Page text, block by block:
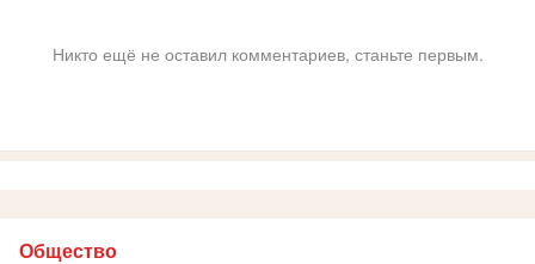
Никто ещё не оставил комментариев, станьте первым.
Общество